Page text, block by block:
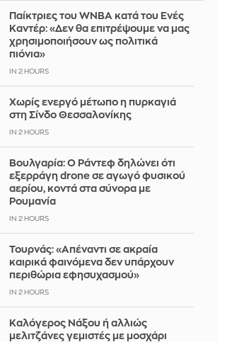
Παίκτριες του WNBA κατά του Ενές
Καντέρ: «Δεν θα επιτρέψουμε να μας
χρησιμοποιήσουν ως πολιτικά
πιόνια»
IN 2 HOURS
Χωρίς ενεργό μέτωπο η πυρκαγιά
στη Σίνδο Θεσσαλονίκης
IN 2 HOURS
Βουλγαρία: Ο Ράντεφ δηλώνει ότι
εξερράγη drone σε αγωγό φυσικού
αερίου, κοντά στα σύνορα με
Ρουμανία
IN 2 HOURS
Τουρνάς: «Απέναντι σε ακραία
καιρικά φαινόμενα δεν υπάρχουν
περιθώρια εφησυχασμού»
IN 2 HOURS
Καλόγερος Νάξου ή αλλιώς
μελιτζάνες γεμιστές με μοσχάρι